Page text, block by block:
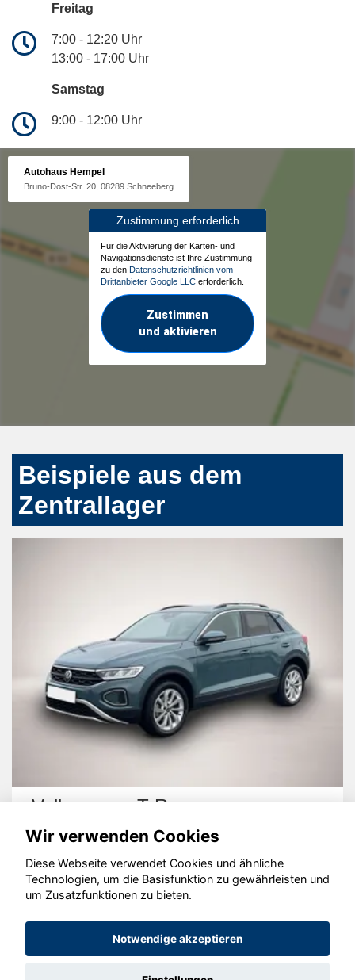
Freitag
7:00 - 12:20 Uhr
13:00 - 17:00 Uhr
Samstag
9:00 - 12:00 Uhr
Autohaus Hempel
Bruno-Dost-Str. 20, 08289 Schneeberg
Zustimmung erforderlich
Für die Aktivierung der Karten- und
Navigationsdienste ist Ihre Zustimmung
zu den Datenschutzrichtlinien vom
Drittanbieter Google LLC erforderlich.
Zustimmen
und aktivieren
Beispiele aus dem
Zentrallager
Volkswagen T-Roc
© konjunkturmotor.de GmbH 2020 - 2026
Wir verwenden Cookies
Diese Webseite verwendet Cookies und ähnliche
Technologien, um die Basisfunktion zu gewährleisten und
um Zusatzfunktionen zu bieten.
Notwendige akzeptieren